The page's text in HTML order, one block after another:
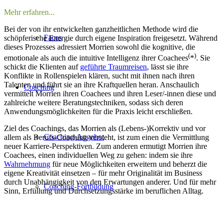
Faces
Coaching
Coaching-Angebot
Coaching-Fortbildung
Mehr erfahren...
Bei der von ihr entwickelten ganzheitlichen Methode wird die
schöpferische Energie durch eigene Inspiration freigesetzt. Während
dieses Prozesses adressiert Morrien sowohl die kognitive, die
emotionale als auch die intuitive Intelligenz ihrer Coachees(*). Sie
schickt die Klienten auf geführte Traumreisen, lässt sie ihre
Konflikte in Rollenspielen klären, sucht mit ihnen nach ihren
Talenten und führt sie an ihre Kraftquellen heran. Anschaulich
vermittelt Morrien ihren Coachees und ihren Leser/-innen diese und
zahlreiche weitere Beratungstechniken, sodass sich deren
Anwendungsmöglichkeiten für die Praxis leicht erschließen.
Ziel des Coachings, das Morrien als (Lebens-)Korrektiv und vor
allem als Berufs-Coaching versteht, ist zum einen die Vermittlung
neuer Karriere-Perspektiven. Zum anderen ermutigt Morrien ihre
Coachees, einen individuellen Weg zu gehen: indem sie ihre
Wahrnehmung für neue Möglichkeiten erweitern und beherzt die
eigene Kreativität einsetzen – für mehr Originalität im Business
durch Unabhängigkeit von den Erwartungen anderer. Und für mehr
Sinn, Erfüllung und Durchsetzungsstärke im beruflichen Alltag.